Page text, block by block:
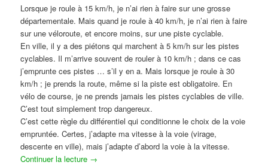
Lorsque je roule à 15 km/h, je n’ai rien à faire sur une grosse
départementale. Mais quand je roule à 40 km/h, je n’ai rien à faire
sur une véloroute, et encore moins, sur une piste cyclable.
En ville, il y a des piétons qui marchent à 5 km/h sur les pistes
cyclables. Il m’arrive souvent de rouler à 10 km/h ; dans ce cas
j’emprunte ces pistes … s’il y en a. Mais lorsque je roule à 30
km/h ; je prends la route, même si la piste est obligatoire. En
vélo de course, je ne prends jamais les pistes cyclables de ville.
C’est tout simplement trop dangereux.
C’est cette règle du différentiel qui conditionne le choix de la voie
empruntée. Certes, j’adapte ma vitesse à la voie (virage,
descente en ville), mais j’adapte d’abord la voie à la vitesse.
Continuer la lecture →